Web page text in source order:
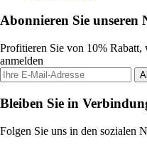
Abonnieren Sie unseren
Profitieren Sie von 10% Rabatt,
anmelden
Bleiben Sie in
Folgen Sie uns in den sozialen